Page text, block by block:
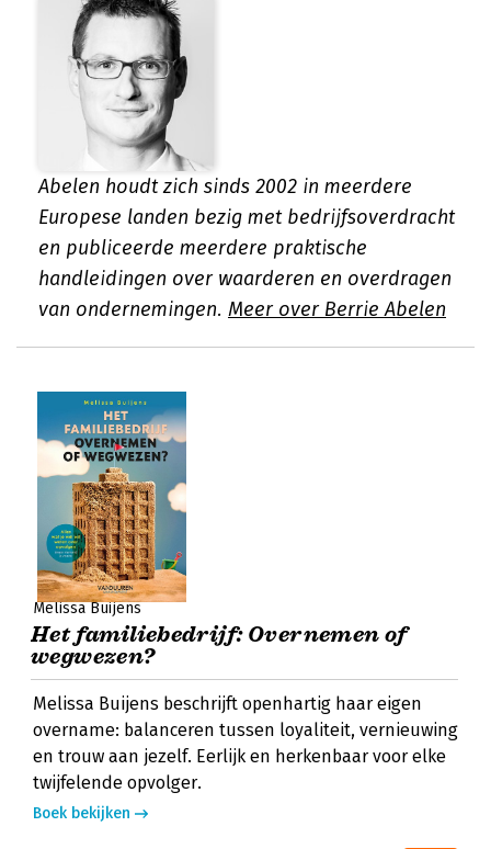
Abelen houdt zich sinds 2002 in meerdere
Europese landen bezig met bedrijfsoverdracht
en publiceerde meerdere praktische
handleidingen over waarderen en overdragen
van ondernemingen. Meer over Berrie Abelen
Melissa Buijens
Het familiebedrijf: Overnemen of
wegwezen?
Melissa Buijens beschrijft openhartig haar eigen
overname: balanceren tussen loyaliteit, vernieuwing
en trouw aan jezelf. Eerlijk en herkenbaar voor elke
twijfelende opvolger.
Boek bekijken